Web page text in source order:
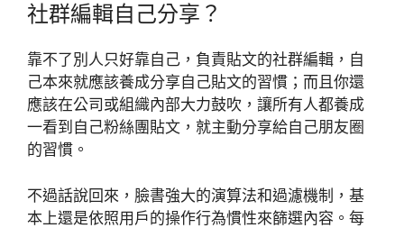
社群編輯自己分享？
靠不了別人只好靠自己，負責貼文的社群編輯，自
己本來就應該養成分享自己貼文的習慣；而且你還
應該在公司或組織內部大力鼓吹，讓所有人都養成
一看到自己粉絲團貼文，就主動分享給自己朋友圈
的習慣。
不過話說回來，臉書強大的演算法和過濾機制，基
本上還是依照用戶的操作行為慣性來篩選內容。每